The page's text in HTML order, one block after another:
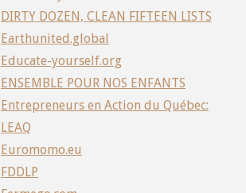
DIRTY DOZEN, CLEAN FIFTEEN LISTS
Earthunited.global
Educate-yourself.org
ENSEMBLE POUR NOS ENFANTS
Entrepreneurs en Action du Québec:
LEAQ
Euromomo.eu
FDDLP